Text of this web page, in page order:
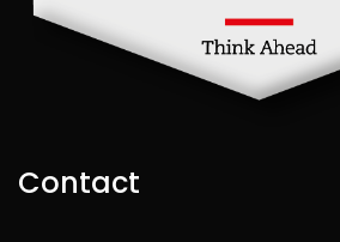
Contact